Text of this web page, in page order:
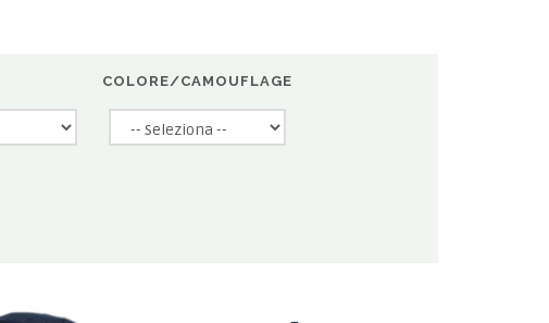
COLORE/CAMOUFLAGE